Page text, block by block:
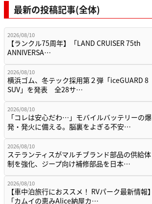
最新の投稿記事(全体)
2026/08/10
【ランクル75周年】「LAND CRUISER 75th
ANNIVERSA…
2026/08/10
横浜ゴム、冬テック採用第２弾「iceGUARD 8
SUV」を発表 全28サ…
2026/08/10
「コレは安心だわ…」モバイルバッテリーの爆
発・発火に備える。脳裏をよぎる不安…
2026/08/10
ステランティスがマルチブランド部品の供給体
制を強化、ジープ向け補修部品を日本…
2026/08/10
【車中泊旅行におススメ！ RVパーク最新情報】
「カムイの恵みAlice納屋カ…